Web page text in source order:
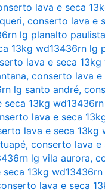
lava e seca
, conserto lava e
lg planalto paulista
13kg wd13436rn lg
lava e seca
, conserto lava e
lg santo andré,
13kg
lava e seca
lava e seca 13kg
, conserto lava e
lg vila aurora,
13kg
lava e seca